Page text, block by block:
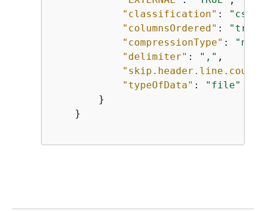
"classification" : "csv"
"columnsOrdered" : "true"
"compressionType" :
"delimiter" : "," ,
"skip.header.line.count"
"typeOfData" :
"file"
        }
    }